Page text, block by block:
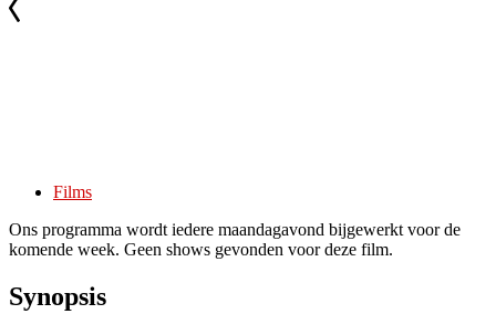
Films
Ons programma wordt iedere maandagavond bijgewerkt voor de
komende week. Geen shows gevonden voor deze film.
Synopsis